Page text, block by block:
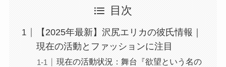
目次
【2025年最新】沢尻エリカの彼氏情報｜
現在の活動とファッションに注目
現在の活動状況：舞台『欲望という名の